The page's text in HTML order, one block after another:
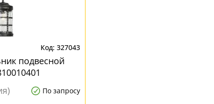
327043
подвесной
По запросу